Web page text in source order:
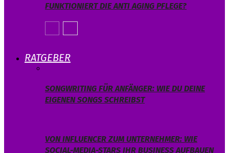
FUNKTIONIERT DIE ANTI AGING PFLEGE?
RATGEBER
SONGWRITING FÜR ANFÄNGER: WIE DU DEINE
EIGENEN SONGS SCHREIBST
VON INFLUENCER ZUM UNTERNEHMER: WIE
SOCIAL-MEDIA-STARS IHR BUSINESS AUFBAUEN